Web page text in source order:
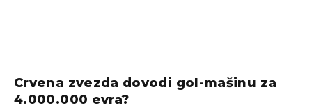
Crvena zvezda dovodi gol-mašinu za
4.000.000 evra?